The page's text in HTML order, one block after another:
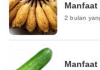
2 bulan